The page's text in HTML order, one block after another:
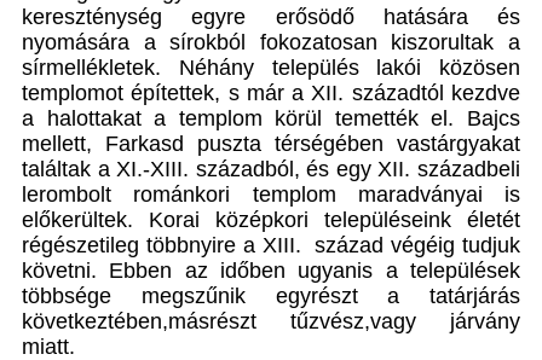
kereszténység egyre erősödő hatására és
nyomására a sírokból fokozatosan kiszorultak a
sírmellékletek. Néhány település lakói közösen
templomot építettek, s már a XII. századtól kezdve
a halottakat a templom körül temették el. Bajcs
mellett, Farkasd puszta térségében vastárgyakat
találtak a XI.-XIII. századból, és egy XII. századbeli
lerombolt románkori templom maradványai is
előkerültek. Korai középkori településeink életét
régészetileg többnyire a XIII. század végéig tudjuk
követni. Ebben az időben ugyanis a települések
többsége megszűnik egyrészt a tatárjárás
következtében,másrészt tűzvész,vagy járvány
miatt.